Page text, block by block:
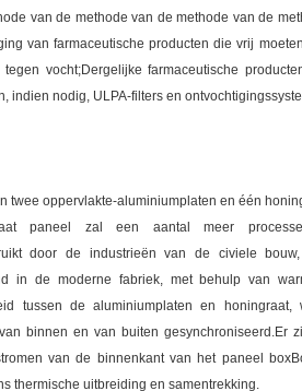
van de methode van de methode van de
van farmaceutische producten die vrij
vocht;Dergelijke farmaceutische
indien nodig, ULPA-filters en
twee oppervlakte-aluminiumplaten en één
paneel zal een aantal meer
door de industrieën van de civiele bouw,
in de moderne fabriek, met behulp van
tussen de aluminiumplaten en honingraat,
binnen en van buiten gesynchroniseerd.Er
van de binnenkant van het paneel
thermische uitbreiding en samentrekking.